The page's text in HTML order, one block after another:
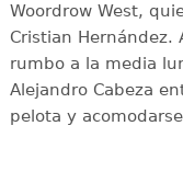
Woordrow West,
Cristian Hernández.
rumbo a la media
Alejandro Cabeza
pelota y